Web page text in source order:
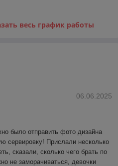
весь график работы
06.06.2025
было отправить фото дизайна
сервировку! Прислали несколько
сказали, сколько чего брать по
не заморачиваться, девочки